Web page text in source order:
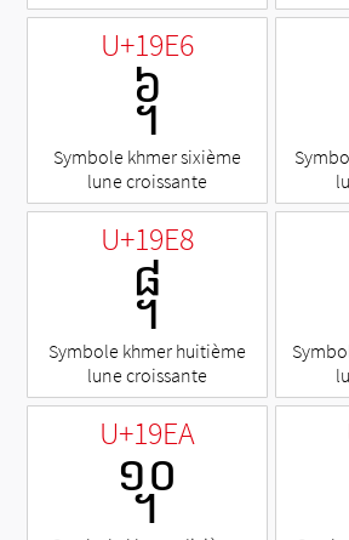
U+19E6
᧦
Symbole khmer sixième
lune croissante
U+19E8
᧨
Symbole khmer huitième
lune croissante
U+19EA
᧪